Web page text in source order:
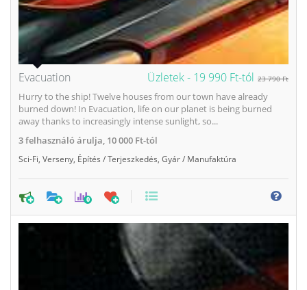
Üzletek - 19 990 Ft-tól 23 790 Ft
Evacuation
Hurry to the ship! Twelve houses from our town have already
burned down! In Evacuation, life on our planet is being burned
away thanks to increasingly intense sunlight, so...
3felhasználó árulja, 10 000 Ft-tól
Sci-Fi Verseny Építés / Terjeszkedés Gyár / Manufaktúra
0